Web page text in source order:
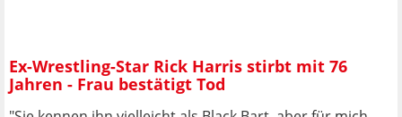
Ex-Wrestling-Star Rick Harris stirbt mit 76
Jahren - Frau bestätigt Tod